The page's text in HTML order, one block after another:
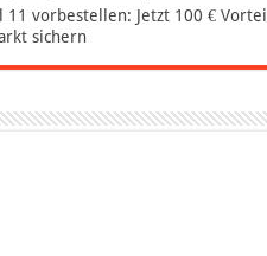
11 vorbestellen: Jetzt 100 € Vorteil
sichern